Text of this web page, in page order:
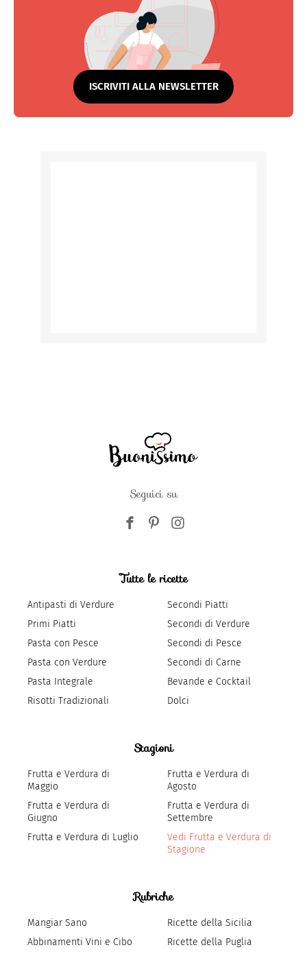
ISCRIVITI ALLA NEWSLETTER
Seguici su
Tutte le ricette
Antipasti di Verdure
Primi Piatti
Pasta con Pesce
Pasta con Verdure
Pasta Integrale
Risotti Tradizionali
Secondi Piatti
Secondi di Verdure
Secondi di Pesce
Secondi di Carne
Bevande e Cocktail
Dolci
Stagioni
Frutta e Verdura di
Maggio
Frutta e Verdura di
Giugno
Frutta e Verdura di Luglio
Frutta e Verdura di
Agosto
Frutta e Verdura di
Settembre
Vedi Frutta e Verdura di
Stagione
Rubriche
Mangiar Sano
Abbinamenti Vini e Cibo
Ricette della Sicilia
Ricette della Puglia